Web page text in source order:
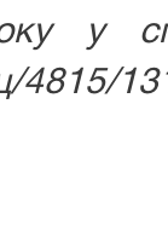
у
4815/